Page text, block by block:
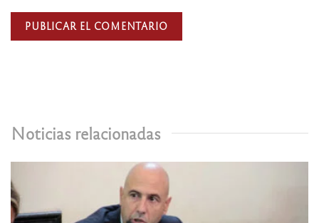
Noticias relacionadas